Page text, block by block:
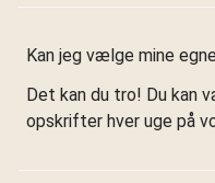
Kan jeg vælge mine
Det kan du tro! Du kan
opskrifter hver uge på